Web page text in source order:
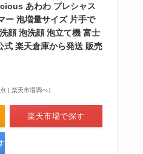
あわわ プレシャス
ー 泡増量サイズ 片手で
顔 泡洗顔 泡立て機 富士
式 楽天倉庫から発送 販売
| 楽天市場調べ）
楽天市場で探す